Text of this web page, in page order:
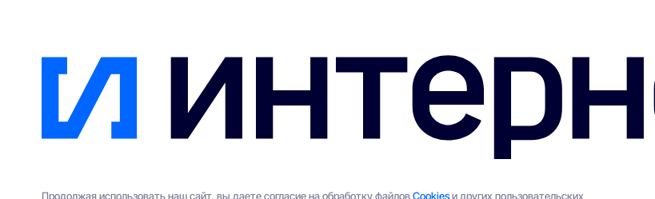
Продолжая использовать наш сайт, вы даете согласие на обработку файловCookiesи других пользовательских